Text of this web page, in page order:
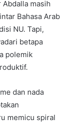
Abdalla masih
Bahasa Arab
NU. Tapi,
betapa
polemik
dan nada
memicu spiral